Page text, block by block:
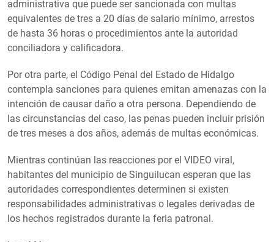
administrativa que puede ser sancionada con multas
equivalentes de tres a 20 días de salario mínimo, arrestos
de hasta 36 horas o procedimientos ante la autoridad
conciliadora y calificadora.
Por otra parte, el Código Penal del Estado de Hidalgo
contempla sanciones para quienes emitan amenazas con la
intención de causar daño a otra persona. Dependiendo de
las circunstancias del caso, las penas pueden incluir prisión
de tres meses a dos años, además de multas económicas.
Mientras continúan las reacciones por el VIDEO viral,
habitantes del municipio de Singuilucan esperan que las
autoridades correspondientes determinen si existen
responsabilidades administrativas o legales derivadas de
los hechos registrados durante la feria patronal.